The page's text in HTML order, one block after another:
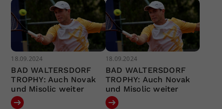
18.09.2024
BAD WALTERSDORF
TROPHY: Auch Novak
und Misolic weiter
18.09.2024
BAD WALTERSDORF
TROPHY: Auch Novak
und Misolic weiter